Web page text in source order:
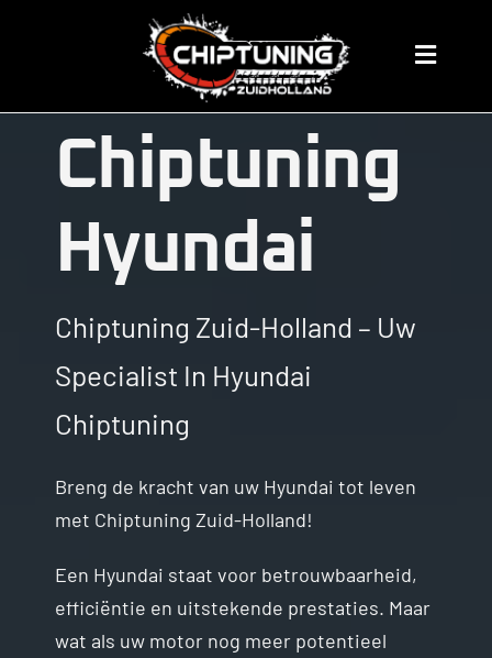
Toggle
Home
Over ons
Chiptuning Merken
Chiptuning
Hyundai
Chiptuning Zuid-Holland – Uw
Specialist In Hyundai
Chiptuning
Breng de kracht van uw Hyundai tot leven
met Chiptuning Zuid-Holland!
Een Hyundai staat voor betrouwbaarheid,
efficiëntie en uitstekende prestaties. Maar
wat als uw motor nog meer potentieel